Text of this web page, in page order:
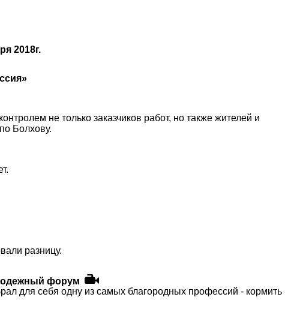
2018г.
не только заказчиков работ, но также жителей и
Болхову.
разницу.
форум
для себя одну из самых благородных профессий - кормить